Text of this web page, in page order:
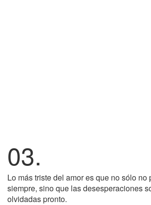
03.
Lo más triste del amor es que no sólo no
siempre, sino que las desesperaciones
olvidadas pronto.